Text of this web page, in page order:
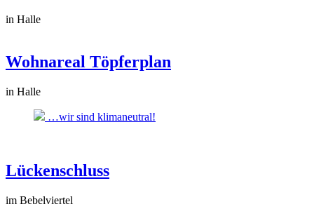
in Halle
Wohnareal Töpferplan
in Halle
…wir sind klimaneutral!
Lückenschluss
im Bebelviertel